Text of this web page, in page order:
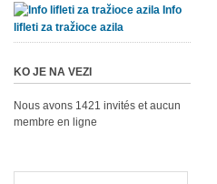
Info
lifleti za tražioce azila
KO JE NA VEZI
Nous avons 1421 invités et aucun
membre en ligne